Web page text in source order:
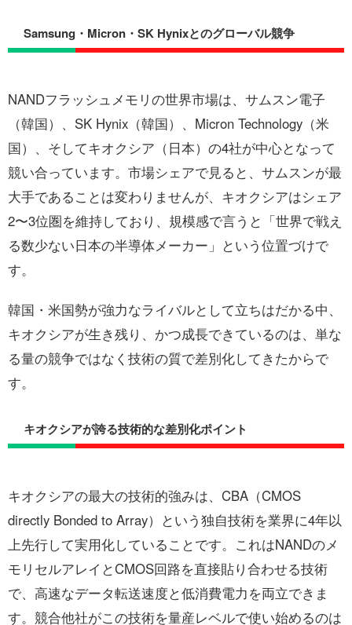
Samsung・Micron・SK Hynixとのグローバル競争
NANDフラッシュメモリの世界市場は、サムスン電子
（韓国）、SK Hynix（韓国）、Micron Technology（米
国）、そしてキオクシア（日本）の4社が中心となって
競い合っています。市場シェアで見ると、サムスンが最
大手であることは変わりませんが、キオクシアはシェア
2〜3位圏を維持しており、規模感で言うと「世界で戦え
る数少ない日本の半導体メーカー」という位置づけで
す。
韓国・米国勢が強力なライバルとして立ちはだかる中、
キオクシアが生き残り、かつ成長できているのは、単な
る量の競争ではなく技術の質で差別化してきたからで
す。
キオクシアが誇る技術的な差別化ポイント
キオクシアの最大の技術的強みは、CBA（CMOS
directly Bonded to Array）という独自技術を業界に4年以
上先行して実用化していることです。これはNANDのメ
モリセルアレイとCMOS回路を直接貼り合わせる技術
で、高速なデータ転送速度と低消費電力を両立できま
す。競合他社がこの技術を量産レベルで使い始めるのは